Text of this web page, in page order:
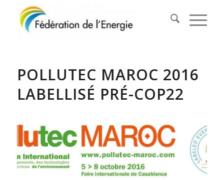
POLLUTEC MAROC 2016
LABELLISÉ PRÉ-COP22